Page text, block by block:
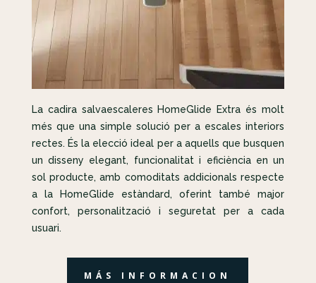
La cadira salvaescaleres HomeGlide Extra és molt
més que una simple solució per a escales interiors
rectes. És la elecció ideal per a aquells que busquen
un disseny elegant, funcionalitat i eficiència en un
sol producte, amb comoditats addicionals respecte
a la HomeGlide estàndard, oferint també major
confort, personalització i seguretat per a cada
usuari.
MÁS INFORMACION